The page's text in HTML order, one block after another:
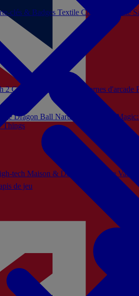
tech Maison & Décoration Mode
2Consoles Xbox Series Bornes d'arcade
clés & Badges Textile Cosplay Beauté
de jeu
Dragon Ball Naruto Hello Kitty
Things